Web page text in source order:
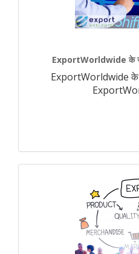
ExportWorldwide के
ExportWorldwide के